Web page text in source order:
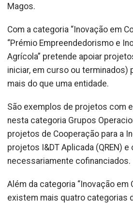
Magos.
Com a categoria “Inovação em
“Prémio Empreendedorismo e
Agrícola” pretende apoiar
iniciar, em curso ou terminados)
mais do que uma entidade.
São exemplos de projetos com
nesta categoria Grupos
projetos de Cooperação para a
projetos I&DT Aplicada (QREN)
necessariamente cofinanciados.
Além da categoria “Inovação em
existem mais quatro categorias